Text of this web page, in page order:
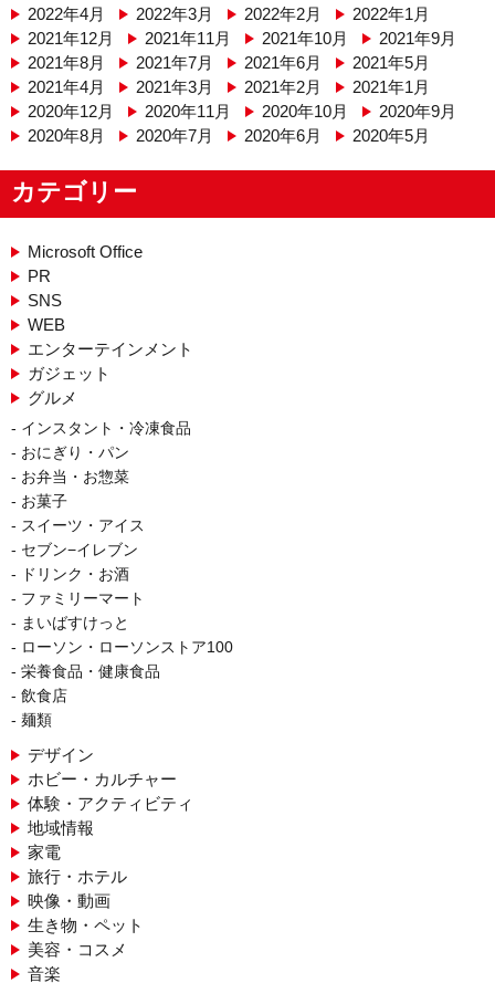
2022年4月
2022年3月 2022年2月
2022年1月
2021年12月
2021年11月 2021年10月
2021年9月
2021年8月
2021年7月 2021年6月
2021年5月
2021年4月
2021年3月 2021年2月
2021年1月
2020年12月
2020年11月 2020年10月
2020年9月
2020年8月
2020年7月 2020年6月 2020年5月
カテゴリー
Microsoft Office
PR
SNS
WEB
エンターテインメント
ガジェット
グルメ
インスタント・冷凍食品
おにぎり・パン
お弁当・お惣菜
お菓子
スイーツ・アイス
セブン−イレブン
ドリンク・お酒
ファミリーマート
まいばすけっと
ローソン・ローソンストア100
栄養食品・健康食品
飲食店
麺類
デザイン
ホビー・カルチャー
体験・アクティビティ
地域情報
家電
旅行・ホテル
映像・動画
生き物・ペット
美容・コスメ
音楽